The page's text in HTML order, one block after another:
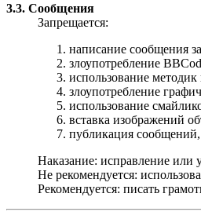
3.3. Сообщения
Запрещается:
написание сообщения
злоупотребление
использование
злоупотребление
использование
вставка изображений
публикация сообщений,
Наказание: исправление или
Не рекомендуется:
Рекомендуется: писать